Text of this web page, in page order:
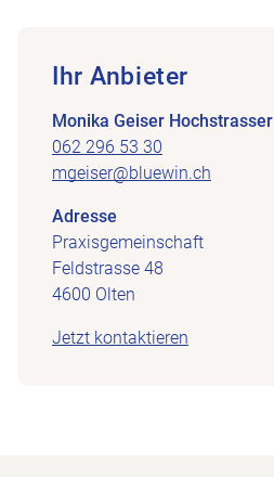
Ihr Anbieter
Monika Geiser Hochstrasser
062 296 53 30
mgeiser@bluewin.ch
Adresse
Praxisgemeinschaft
Feldstrasse 48
4600 Olten
Jetzt kontaktieren